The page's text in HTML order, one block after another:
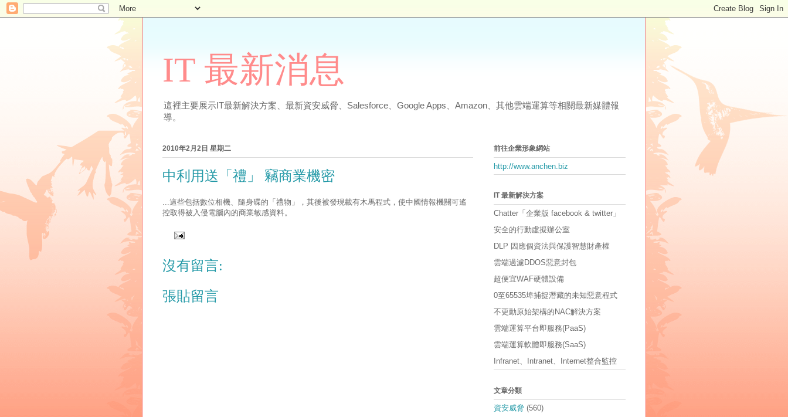
IT 最新消息
這裡主要展示IT最新解決方案、最新資安威脅、Salesforce、Google Apps、Amazon、其他雲端運算等相關最新媒體報
導。
2010年2月2日 星期二
中利用送「禮」 竊商業機密
...這些包括數位相機、隨身碟的「禮物」，其後被發現載有木馬程式，使中國情報機關可遙
控取得被入侵電腦內的商業敏感資料。
沒有留言:
張貼留言
前往企業形象網站
http://www.anchen.biz
IT 最新解決方案
Chatter「企業版 facebook & twitter」
安全的行動虛擬辦公室
DLP 因應個資法與保護智慧財產權
雲端過濾DDOS惡意封包
超便宜WAF硬體設備
0至65535埠捕捉潛藏的未知惡意程式
不更動原始架構的NAC解決方案
雲端運算平台即服務(PaaS)
雲端運算軟體即服務(SaaS)
Infranet、Intranet、Internet整合監控
文章分類
資安威脅 (560)